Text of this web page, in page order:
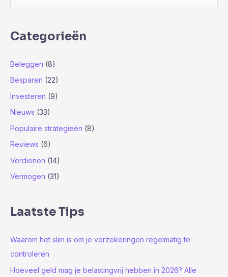
k
a
Categorieën
Beleggen (8)
Besparen (22)
Investeren (9)
Nieuws (33)
Populaire strategieën (8)
Reviews (6)
Verdienen (14)
Vermogen (31)
Laatste Tips
Waarom het slim is om je verzekeringen regelmatig te
controleren
Hoeveel geld mag je belastingvrij hebben in 2026? Alle